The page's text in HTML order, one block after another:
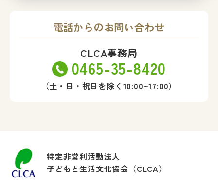
電話からのお問い合わせ
CLCA事務局
0465-35-8420
（土・日・祝日を除く10:00~17:00）
特定非営利活動法人
子どもと生活文化協会（CLCA）